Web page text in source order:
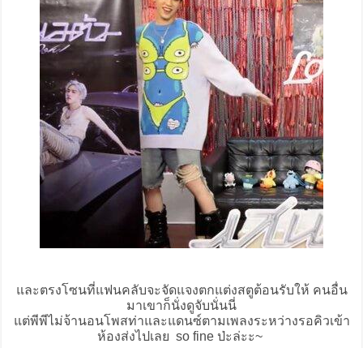
และตรงโซนที่แฟนคลับจะจัดแจงตกแต่งสตูต้อนรับให้ คนอื่น
มาเขาก็นั่งดูจับนั่นนี่
แต่พีพีไม่จ้านอนโพสท่าและแดนซ์ตามเพลงระหว่างรอคิวเข้า
ห้องส่งไปเลย so fine ป่ะล่ะะ~